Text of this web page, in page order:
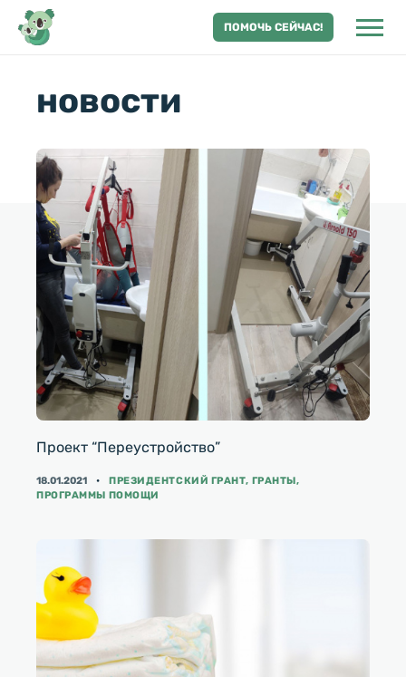
ПОМОЧЬ СЕЙЧАС!
новости
Проект “Переустройство”
18.01.2021 КАТЕГОРИИ
ПРЕЗИДЕНТСКИЙ ГРАНТ, ГРАНТЫ,
ПРОГРАММЫ ПОМОЩИ